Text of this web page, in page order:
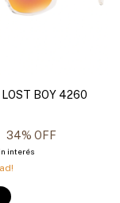
BOY 4260
34% OFF
interés